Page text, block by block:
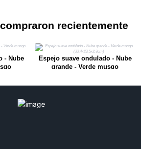
recientemente
- Nube
Espejo suave ondulado - Nube
grande - Verde musgo